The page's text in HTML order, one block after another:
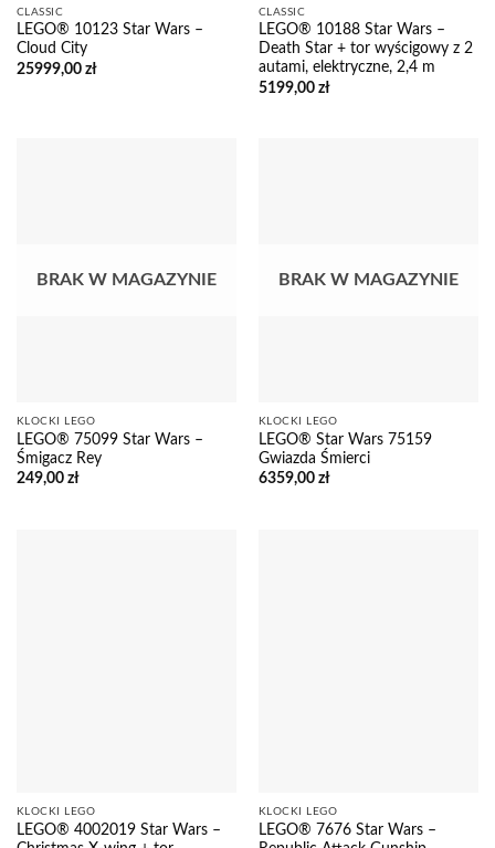
CLASSIC
LEGO® 10123 Star Wars –
Cloud City
25999,00 zł
CLASSIC
LEGO® 10188 Star Wars –
Death Star + tor wyścigowy z 2
autami, elektryczne, 2,4 m
5199,00 zł
BRAK W MAGAZYNIE
KLOCKI LEGO
LEGO® 75099 Star Wars –
Śmigacz Rey
249,00 zł
BRAK W MAGAZYNIE
KLOCKI LEGO
LEGO® Star Wars 75159
Gwiazda Śmierci
6359,00 zł
KLOCKI LEGO
LEGO® 4002019 Star Wars –
KLOCKI LEGO
LEGO® 7676 Star Wars –